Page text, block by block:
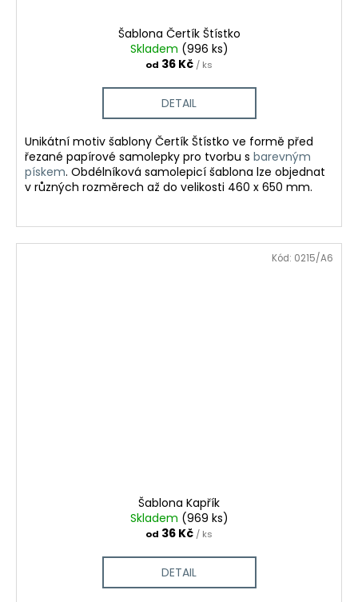
Šablona Čertík Štístko
Skladem (996 ks)
od 36 Kč / ks
DETAIL
Unikátní motiv šablony Čertík Štístko ve formě před
řezané papírové samolepky pro tvorbu s barevným
pískem. Obdélníková samolepicí šablona lze objednat
v různých rozměrech až do velikosti 460 x 650 mm.
Šablona Kapřík
Skladem (969 ks)
od 36 Kč / ks
DETAIL
Kód: 0215/A6